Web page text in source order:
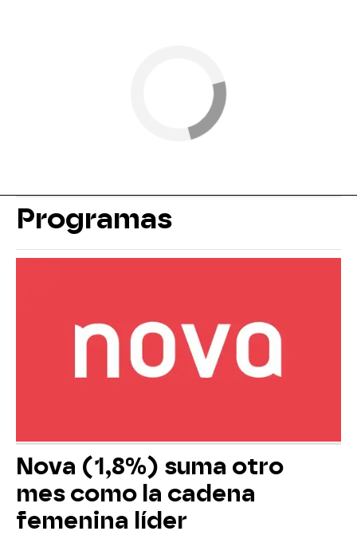
Programas
Nova (1,8%) suma otro
mes como la cadena
femenina líder